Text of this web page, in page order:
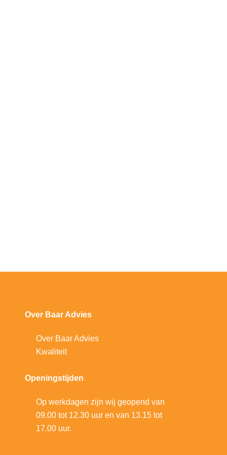
Over Baar Advies
Over Baar Advies
Kwaliteit
Openingstijden
Op werkdagen zijn wij geopend van
09.00 tot 12.30 uur en van 13.15 tot
17.00 uur.